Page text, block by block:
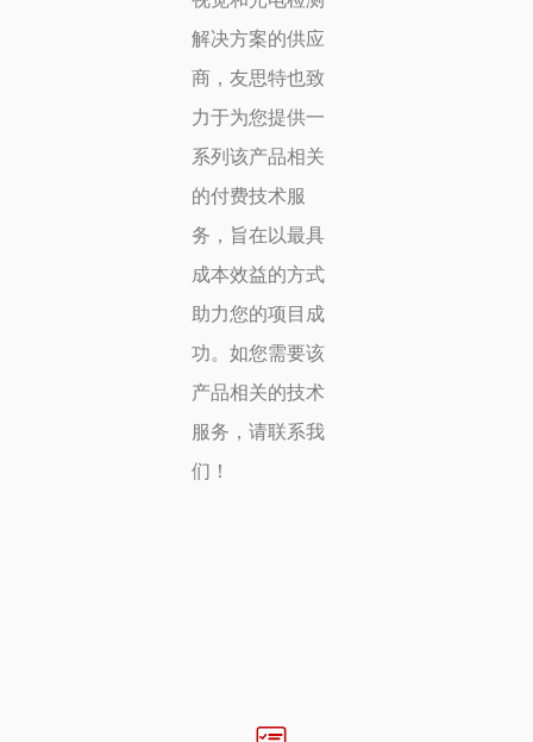
解决方案的供应
商，友思特也致
力于为您提供一
系列该产品相关
的付费技术服
务，旨在以最具
成本效益的方式
助力您的项目成
功。如您需要该
产品相关的技术
服务，请联系我
们！